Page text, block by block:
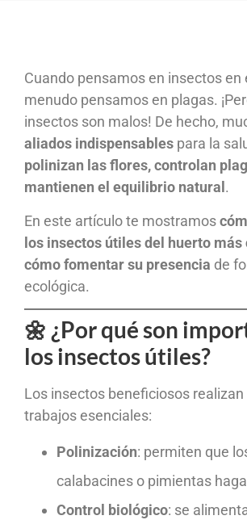
Cuando pensamos en insectos en
menudo pensamos en plagas.
insectos son malos! De hecho,
aliados indispensables para la
polinizan las flores, controlan
mantienen el equilibrio natural .
En este artículo te mostramos
los insectos útiles del huerto más
cómo fomentar su presencia de
ecológica.
🌼 ¿Por qué son
los insectos útiles?
Los insectos beneficiosos
trabajos esenciales:
Polinización: permiten que
calabacines o pimientas
Control biológico: se